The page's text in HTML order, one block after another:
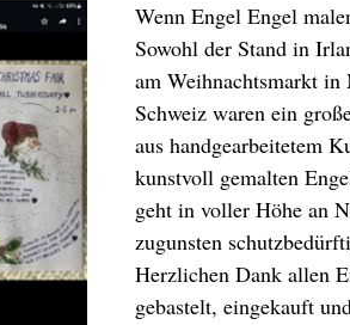
Wenn Engel Engel
Sowohl der Stand in
am Weihnachtsmarkt
Schweiz waren ein
aus handgearbeitetem
kunstvoll gemalten
geht in voller Höhe an
zugunsten
Herzlichen Dank allen
gebastelt, eingekauft